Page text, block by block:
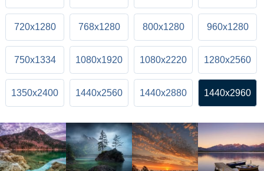
720x1280 768x1280 800x1280 960x1280
750x1334 1080x1920 1080x2220 1280x2560
1350x2400 1440x2560 1440x2880 1440x2960